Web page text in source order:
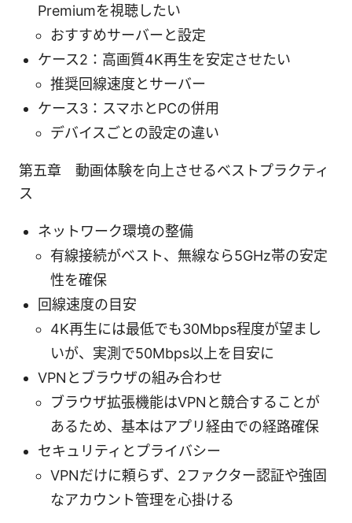
Premiumを視聴したい
おすすめサーバーと設定
ケース2：高画質4K再生を安定させたい
推奨回線速度とサーバー
ケース3：スマホとPCの併用
デバイスごとの設定の違い
第五章 動画体験を向上させるベストプラクティ
ス
ネットワーク環境の整備
有線接続がベスト、無線なら5GHz帯の安定
性を確保
回線速度の目安
4K再生には最低でも30Mbps程度が望まし
いが、実測で50Mbps以上を目安に
VPNとブラウザの組み合わせ
ブラウザ拡張機能はVPNと競合することが
あるため、基本はアプリ経由での経路確保
セキュリティとプライバシー
VPNだけに頼らず、2ファクター認証や強固
なアカウント管理を心掛ける